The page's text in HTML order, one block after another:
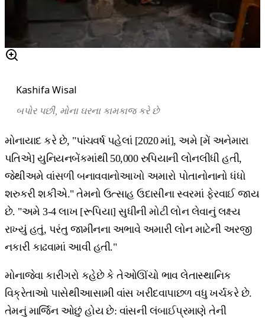
Kashifa Wisal
બપોર પછી, મોના ઘરના કામકાજ કરે છે
મોનાયાદ કરે છે, "પાંચવર્ષ પહેલાં [2020 માં], અમે [મેં અનેમારા
પતિએ] યુનિયનબેંકમાંથી 50,000 રુપિયાની લોનલીધી હતી,
જેથીઅમે વાંસળી બનાવવાનોઆખો અમારો પોતાનોનાનો ધંધો
શરુકરી શકીએ." તેમનો ઉત્સાહ ઉદાસીના સ્વરમાં ફેરવાઈ જાય
છે. "અમે 3-4 લાખ [રૂપિયા] સુધીની મોટી લોન લેવાનું લક્ષ્ય
રાખ્યું હતું, પરંતુ જામીનના અભાવે અમારી લોન માટેની અરજી
નકારી કાઢવામાં આવી હતી."
મોનાજેવા કારીગરો કહેછે કે તેઓઊંચો ભાવ લેતાસ્થાનિક
વિક્રેતાઓ પાસેથીઆસામી વાંસ ખરીદવાપાછળ વધુ ખર્ચકરે છે.
તેમનું માર્જિન ઓછું હોય છે: વાંસની લંબાઈપ્રમાણે તેની